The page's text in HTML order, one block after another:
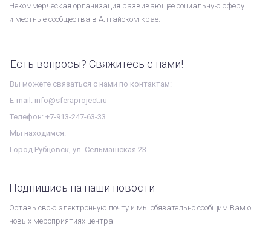
Некоммерческая организация развивающее социальную сферу
и местные сообщества в Алтайском крае.
Есть вопросы? Свяжитесь с нами!
Вы можете связаться с нами по контактам:
E-mail: info@sferaproject.ru
Телефон: +7-913-247-63-33
Мы находимся:
Город Рубцовск, ул. Сельмашская 23
Подпишись на наши новости
Оставь свою электронную почту и мы обязательно сообщим Вам о
новых мероприятиях центра!